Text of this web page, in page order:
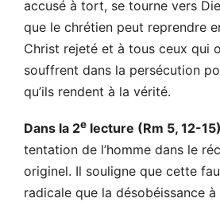
accusé à tort, se tourne vers
que le chrétien peut reprendre
Christ rejeté et à tous ceux qui
souffrent dans la persécution
qu’ils rendent à la vérité.
Dans la 2e lecture (Rm 5, 12-
tentation de l’homme dans le
originel. Il souligne que cette
radicale que la désobéissance